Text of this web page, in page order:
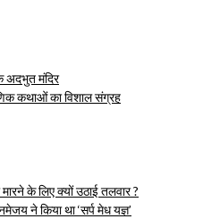
अदभुत मंदिर
कथाओं का विशाल संग्रह
के लिए क्यों उठाई तलवार ?
ने किया था ‘सर्प मेध यज्ञ’